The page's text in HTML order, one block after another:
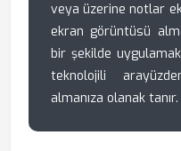
veya üzerine notlar
ekran görüntüsü
bir şekilde
teknolojili
almanıza olanak tanır.